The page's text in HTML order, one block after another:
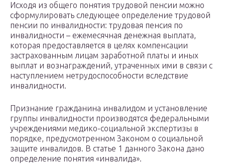
Исходя из общего понятия трудовой пенсии можно
сформулировать следующее определение трудовой
пенсии по инвалидности: трудовая пенсия по
инвалидности – ежемесячная денежная выплата,
которая предоставляется в целях компенсации
застрахованным лицам заработной платы и иных
выплат и вознаграждений, утраченных ими в связи с
наступлением нетрудоспособности вследствие
инвалидности.
Признание гражданина инвалидом и установление
группы инвалидности производятся федеральными
учреждениями медико-социальной экспертизы в
порядке, предусмотренном Законом о социальной
защите инвалидов. В статье 1 данного Закона дано
определение понятия «инвалида».